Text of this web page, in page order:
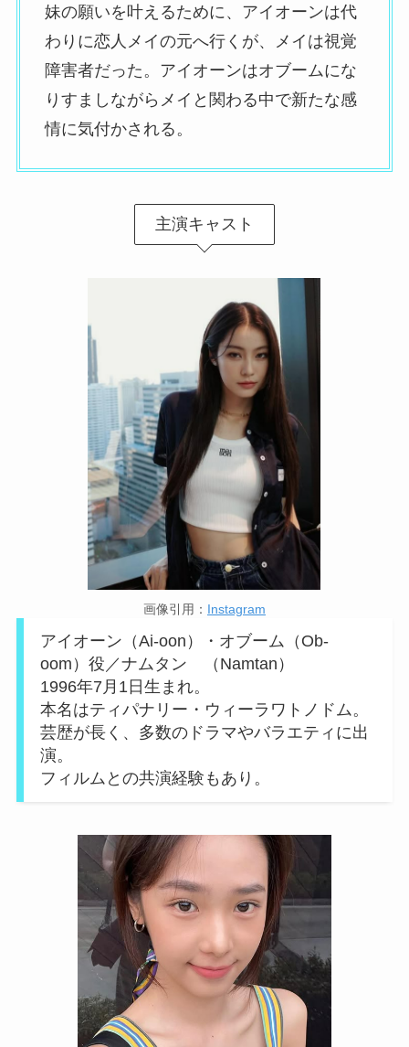
妹の願いを叶えるために、アイオーンは代
わりに恋人メイの元へ行くが、メイは視覚
障害者だった。アイオーンはオブームにな
りすましながらメイと関わる中で新たな感
情に気付かされる。
主演キャスト
画像引用： Instagram
アイオーン（Ai-oon）・オブーム（Ob-
oom）役／ナムタン （Namtan）
1996年7月1日生まれ。
本名はティパナリー・ウィーラワトノドム。
芸歴が長く、多数のドラマやバラエティに出
演。
フィルムとの共演経験もあり。